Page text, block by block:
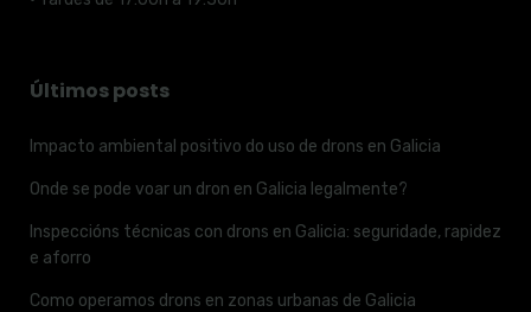
Últimos posts
Impacto ambiental positivo do uso de drons en Galicia
Onde se pode voar un dron en Galicia legalmente?
Inspeccións técnicas con drons en Galicia: seguridade, rapidez
e aforro
Como operamos drons en zonas urbanas de Galicia